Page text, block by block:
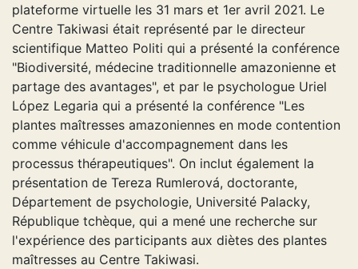
plateforme virtuelle les 31 mars et 1er avril 2021. Le
Centre Takiwasi était représenté par le directeur
scientifique Matteo Politi qui a présenté la conférence
"Biodiversité, médecine traditionnelle amazonienne et
partage des avantages", et par le psychologue Uriel
López Legaria qui a présenté la conférence "Les
plantes maîtresses amazoniennes en mode contention
comme véhicule d'accompagnement dans les
processus thérapeutiques". On inclut également la
présentation de Tereza Rumlerová, doctorante,
Département de psychologie, Université Palacky,
République tchèque, qui a mené une recherche sur
l'expérience des participants aux diètes des plantes
maîtresses au Centre Takiwasi.